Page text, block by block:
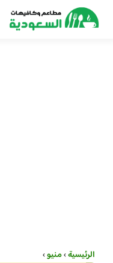
الرئيسية›منيو›